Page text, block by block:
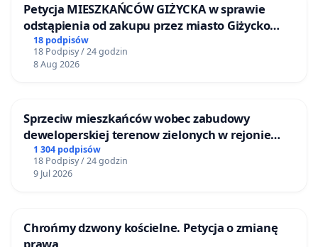
Petycja MIESZKAŃCÓW GIŻYCKA w sprawie
odstąpienia od zakupu przez miasto Giżycko
nieruchomości położonej nad jeziorem Niegocin
18 podpisów
18 Podpisy / 24 godzin
8 Aug 2026
Sprzeciw mieszkańców wobec zabudowy
deweloperskiej terenow zielonych w rejonie
Bulwarów Straceńskich w Bielsku-Białej
1 304 podpisów
18 Podpisy / 24 godzin
9 Jul 2026
Chrońmy dzwony kościelne. Petycja o zmianę
prawa